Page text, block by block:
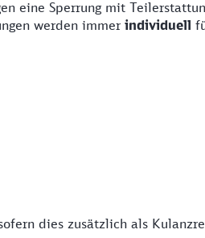
eine Sperrung mit
werden immer individuell
dies zusätzlich als